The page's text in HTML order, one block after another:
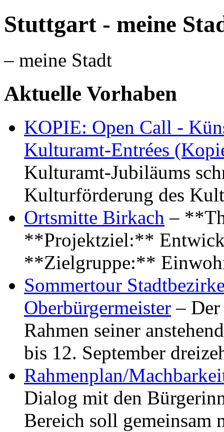
Stuttgart - meine
– meine Stadt
Aktuelle Vorhaben
KOPIE: Open Call -
Kulturamt-Entrées
Kulturamt-Jubiläums
Kulturförderung des
Ortsmitte Birkach –
**Projektziel:**
**Zielgruppe:**
Sommertour
Oberbürgermeister –
Rahmen seiner
bis 12. September
Rahmenplan/
Dialog mit den
Bereich soll gemeinsam